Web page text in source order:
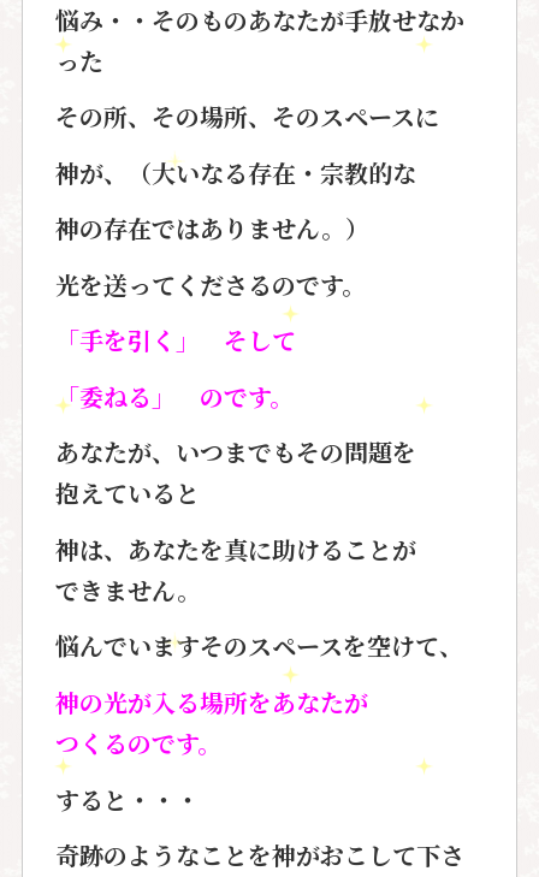
悩み・・そのものあなたが手放せなか
った
その所、その場所、そのスペースに
神が、（大いなる存在・宗教的な
神の存在ではありません。）
光を送ってくださるのです。
「手を引く」 そして
「委ねる」 のです。
あなたが、いつまでもその問題を
抱えていると
神は、あなたを真に助けることが
できません。
悩んでいますそのスペースを空けて、
神の光が入る場所をあなたが
つくるのです。
すると・・・
奇跡のようなことを神がおこして下さ